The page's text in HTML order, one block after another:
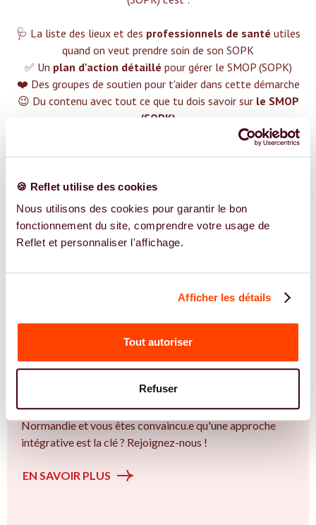
🍪 Reflet utilise des cookies
Nous utilisons des cookies pour garantir le bon
fonctionnement du site, comprendre votre usage de
Reflet et personnaliser l'affichage.
Afficher les détails
Tout autoriser
Refuser
🩺 La liste des lieux et des professionnels de santé utiles
quand on veut prendre soin de son SOPK
✅ Un plan d'action détaillé pour gérer le SMOP (SOPK)
❤️ Des groupes de soutien pour t'aider dans cette démarche
😉 Du contenu avec tout ce que tu dois savoir sur le SMOP
(SOPK)
Plus de 400 femmes déjà accompagnées !
Vous êtes Sage Femme expert.e.s en SMOP
l'accompagnement des femmes et des couples sur la
thématique de la fertilité et particulièrement sur le Bien
plus qu’un trouble de la fertilité. Vous êtes à Évreux ou en
Normandie et vous êtes convaincu.e qu'une approche
intégrative est la clé ? Rejoignez-nous !
EN SAVOIR PLUS